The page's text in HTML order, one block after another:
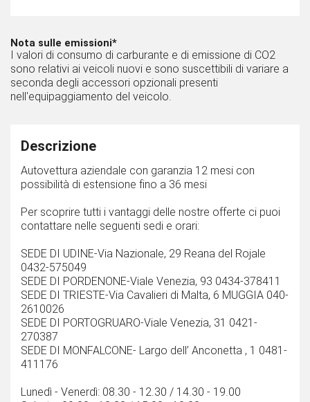
Nota sulle emissioni*
I valori di consumo di carburante e di emissione di CO2
sono relativi ai veicoli nuovi e sono suscettibili di variare a
seconda degli accessori opzionali presenti
nell'equipaggiamento del veicolo.
Descrizione
Autovettura aziendale con garanzia 12 mesi con
possibilità di estensione fino a 36 mesi
Per scoprire tutti i vantaggi delle nostre offerte ci puoi
contattare nelle seguenti sedi e orari:
SEDE DI UDINE-Via Nazionale, 29 Reana del Rojale
0432-575049
SEDE DI PORDENONE-Viale Venezia, 93 0434-378411
SEDE DI TRIESTE-Via Cavalieri di Malta, 6 MUGGIA 040-
2610026
SEDE DI PORTOGRUARO-Viale Venezia, 31 0421-
270387
SEDE DI MONFALCONE- Largo dell’ Anconetta , 1 0481-
411176
Lunedì - Venerdì: 08.30 - 12.30 / 14.30 - 19.00